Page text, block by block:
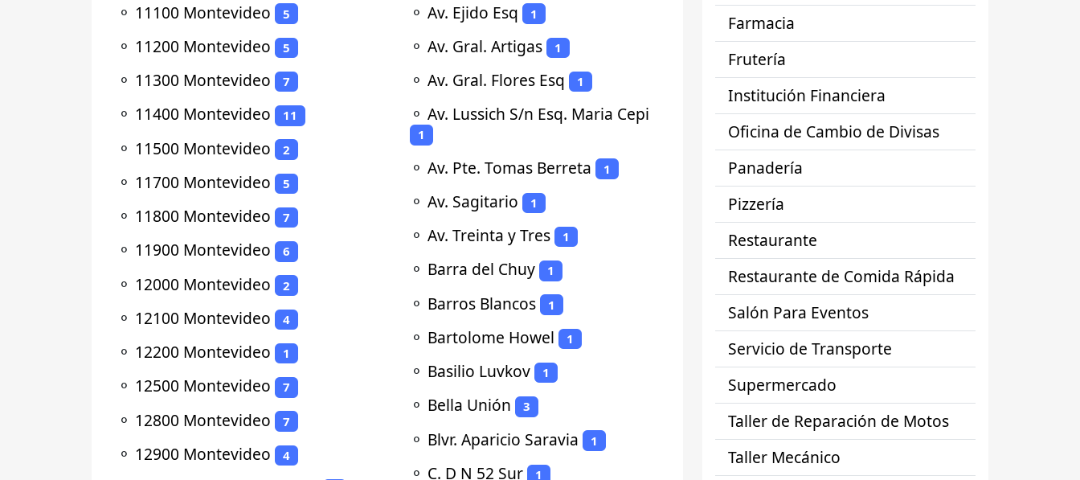
⚬ 11100 Montevideo 5
⚬ 11200 Montevideo 5
⚬ 11300 Montevideo 7
⚬ 11400 Montevideo 11
⚬ 11500 Montevideo 2
⚬ 11700 Montevideo 5
⚬ 11800 Montevideo 7
⚬ 11900 Montevideo 6
⚬ 12000 Montevideo 2
⚬ 12100 Montevideo 4
⚬ 12200 Montevideo 1
⚬ 12500 Montevideo 7
⚬ 12800 Montevideo 7
⚬ 12900 Montevideo 4
⚬ Av. Ejido Esq 1
⚬ Av. Gral. Artigas 1
⚬ Av. Gral. Flores Esq 1
⚬ Av. Lussich S/n Esq. Maria Cepi
1
⚬ Av. Pte. Tomas Berreta 1
⚬ Av. Sagitario 1
⚬ Av. Treinta y Tres 1
⚬ Barra del Chuy 1
⚬ Barros Blancos 1
⚬ Bartolome Howel 1
⚬ Basilio Luvkov 1
⚬ Bella Unión 3
⚬ Blvr. Aparicio Saravia 1
⚬ C. D N 52 Sur 1
Farmacia
Frutería
Institución Financiera
Oficina de Cambio de Divisas
Panadería
Pizzería
Restaurante
Restaurante de Comida Rápida
Salón Para Eventos
Servicio de Transporte
Supermercado
Taller de Reparación de Motos
Taller Mecánico